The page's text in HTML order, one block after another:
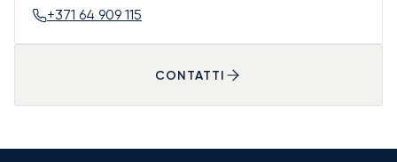
+371 64 909 115
CONTATTI